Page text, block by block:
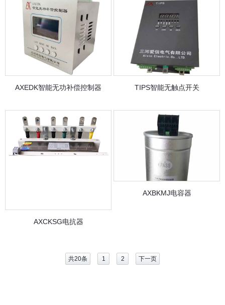
AXEDK智能无功补偿控制器 TIPS智能无触点开关
AXCKSG电抗器
AXBKMJ电容器
共20条 1 2 下一页